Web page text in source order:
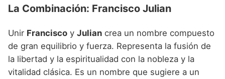
La Combinación: Francisco Julian
Unir Francisco y Julian crea un nombre compuesto
de gran equilibrio y fuerza. Representa la fusión de
la libertad y la espiritualidad con la nobleza y la
vitalidad clásica. Es un nombre que sugiere a un